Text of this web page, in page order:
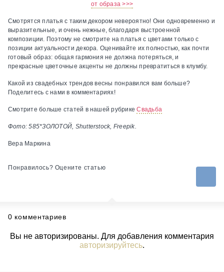
от образа >>>
Смотрятся платья с таким декором невероятно! Они одновременно и
выразительные, и очень нежные, благодаря выстроенной
композиции. Поэтому не смотрите на платья с цветами только с
позиции актуальности декора. Оценивайте их полностью, как почти
готовый образ: общая гармония не должна потеряться, и
прекрасные цветочные акценты не должны превратиться в клумбу.
Какой из свадебных трендов весны понравился вам больше?
Поделитесь с нами в комментариях!
Смотрите больше статей в нашей рубрикеСвадьба
Фото: 585*ЗОЛОТОЙ, Shutterstock, Freepik.
Вера Маркина
Понравилось? Оцените статью
0 комментариев
Вы не авторизированы. Для добавления комментария
авторизируйтесь.